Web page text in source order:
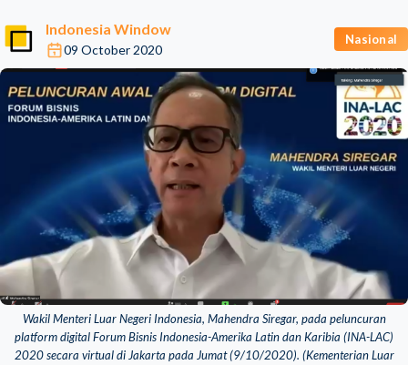
Indonesia Window
09 October 2020
Nasional
Wakil Menteri Luar Negeri Indonesia, Mahendra Siregar, pada peluncuran
platform digital Forum Bisnis Indonesia-Amerika Latin dan Karibia (INA-LAC)
2020 secara virtual di Jakarta pada Jumat (9/10/2020). (Kementerian Luar